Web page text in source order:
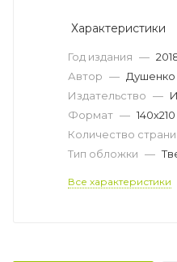
Характеристики
Год издания —
Автор — Душенко
Издательство —
Формат — 140х210
Количество
Тип обложки —
Все характеристики